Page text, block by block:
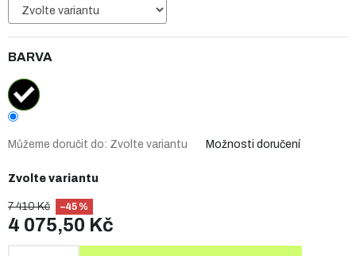
7 410 Kč –45 %
4 075,50 Kč
Zvolte variantu
BARVA
Můžeme doručit do: Zvolte variantu Možnosti doručení